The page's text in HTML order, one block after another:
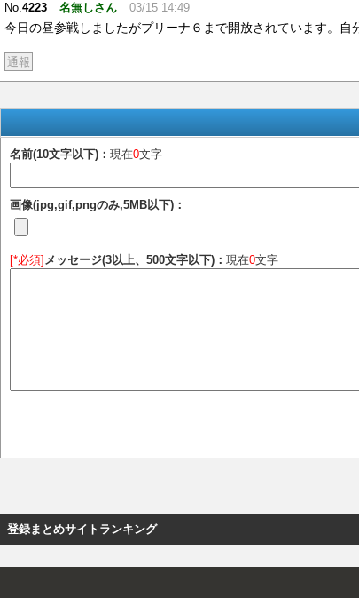
No.4223 名無しさん 03/15 14:49
今日の昼参戦しましたがプリーナ６まで開放されています。
通報
名前(10文字以下)： 現在0文字
画像(jpg,gif,pngのみ,5MB以下)：
[*必須] メッセージ(3以上、500文字以下)： 現在0文字
登録まとめサイトランキング